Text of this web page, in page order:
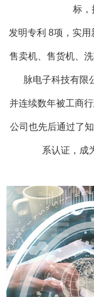
主研发创新
维修检测设
系统、熨烫
统。GPS自助
生产线润滑
碑及美誉度。
标，
发明专利 8项，实
售卖机、售货机、
脉电子科技有限
并连续数年被工商
公司也先后通过了
系认证，成